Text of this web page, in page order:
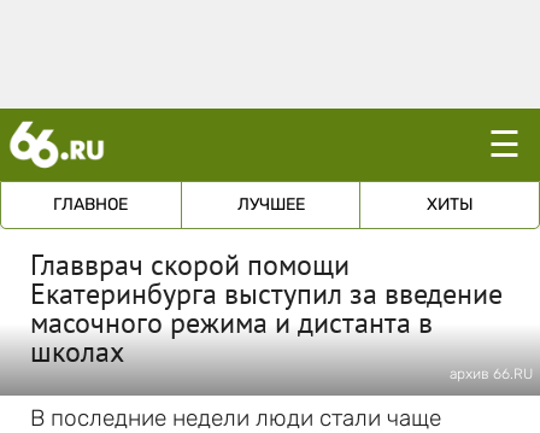
☰
ГЛАВНОЕ ЛУЧШЕЕ ХИТЫ
Главврач скорой помощи
Екатеринбурга выступил за введение
масочного режима и дистанта в
школах
архив 66.RU
В последние недели люди стали чаще